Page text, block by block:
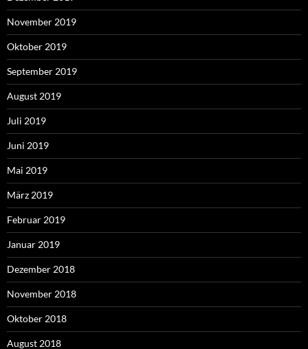
November 2019
Oktober 2019
September 2019
August 2019
Juli 2019
Juni 2019
Mai 2019
März 2019
Februar 2019
Januar 2019
Dezember 2018
November 2018
Oktober 2018
August 2018